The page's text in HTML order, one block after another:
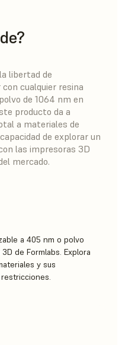
libertad de
cualquier resina
de 1064 nm en
producto da a
a materiales de
de explorar un
las impresoras 3D
mercado.
a 405 nm o polvo
de Formlabs. Explora
y sus